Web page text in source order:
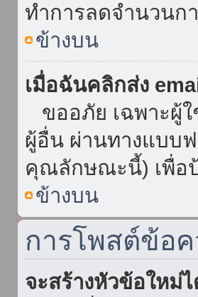
ทำการลดจำนวนก
ข้างบน
เมื่อฉันคลิกส่ง
ขออภัย เฉพาะผู้
ผู้อื่น ผ่านทางแบบ
คุณลักษณะนี้) เพื่อ
ข้างบน
การโพสต์ข้อ
จะสร้างหัวข้อใหม่ไ